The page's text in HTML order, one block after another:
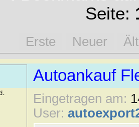
Seite:
Erste Neuer
Autoankauf
Eingetragen am:
User: